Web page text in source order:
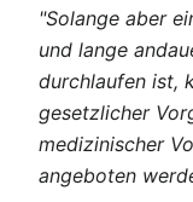
"Solange aber
und lange
durchlaufen ist,
gesetzlicher
medizinischer
angeboten